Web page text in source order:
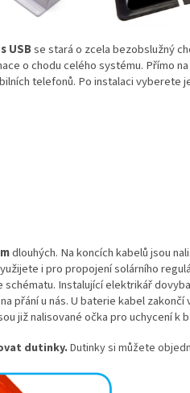
USBse stará o zcela bezobslužný
o chodu celého systému. Přímo
telefonů. Po instalaci
dlouhých. Na koncích kabelů jsou
i pro propojení solárního
Instalující elektrikář
přání u nás. U baterie kabel
již nalisované očka pro uchycení k
dutinky. Dutinky si můžete